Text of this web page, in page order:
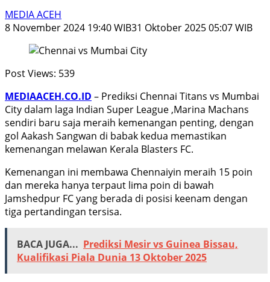
MEDIA ACEH
8 November 2024 19:40 WIB31 Oktober 2025 05:07 WIB
Post Views: 539
MEDIAACEH.CO.ID – Prediksi Chennai Titans vs Mumbai
City dalam laga Indian Super League ,Marina Machans
sendiri baru saja meraih kemenangan penting, dengan
gol Aakash Sangwan di babak kedua memastikan
kemenangan melawan Kerala Blasters FC.
Kemenangan ini membawa Chennaiyin meraih 15 poin
dan mereka hanya terpaut lima poin di bawah
Jamshedpur FC yang berada di posisi keenam dengan
tiga pertandingan tersisa.
BACA JUGA... Prediksi Mesir vs Guinea Bissau,
Kualifikasi Piala Dunia 13 Oktober 2025